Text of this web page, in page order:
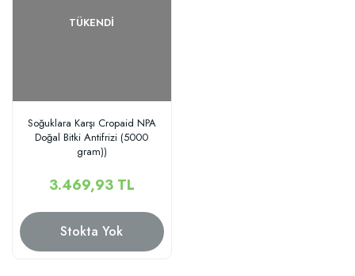
TÜKENDI
Soğuklara Karşı Cropaid NPA
Doğal Bitki Antifrizi (5000
gram))
3.469,93 TL
Stokta Yok